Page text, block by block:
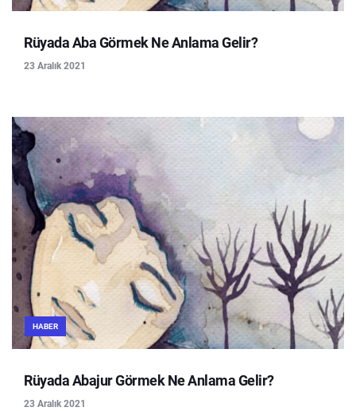
Rüyada Aba Görmek Ne Anlama Gelir?
23 Aralık 2021
HABER
Rüyada Abajur Görmek Ne Anlama Gelir?
23 Aralık 2021